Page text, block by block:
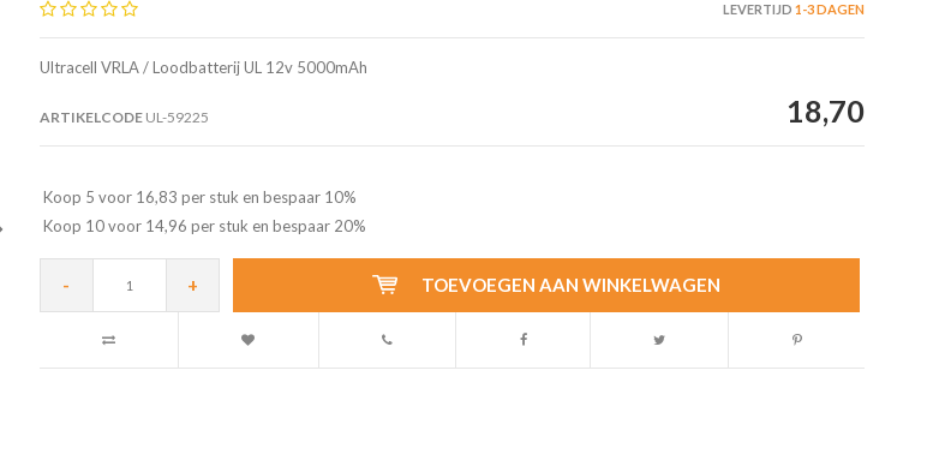
LEVERTIJD 1-3 DAGEN
Ultracell VRLA / Loodbatterij UL 12v 5000mAh
ARTIKELCODEUL-59225 18,70
Koop 5 voor 16,83 per stuk en bespaar 10%
Koop 10 voor 14,96 per stuk en bespaar 20%
- + TOEVOEGEN AAN WINKELWAGEN